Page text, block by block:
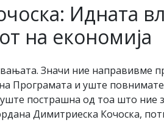
Идната
на економија
Значи ние направивме
Програмата и уште
пострашна од тоа што
Димитриеска Кочоска,